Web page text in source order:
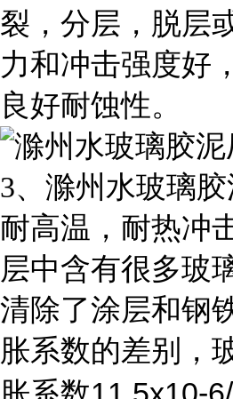
裂，分层，脱层
力和冲击强度好
良好耐蚀性。
3、滁州水玻璃
耐高温，耐热冲
层中含有很多玻
清除了涂层和钢
胀系数的差别，